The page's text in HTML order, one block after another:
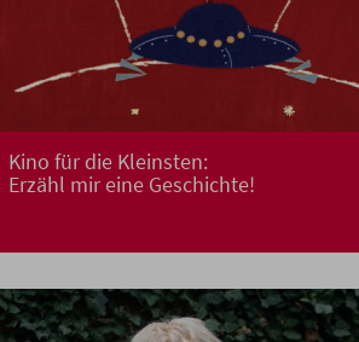
Kino für die Kleinsten:
Erzähl mir eine Geschichte!